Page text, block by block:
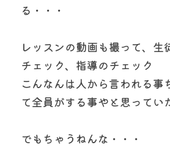
る・・・
レッスンの動画も撮って、生
チェック、指導のチェック
こんなんは人から言われる事
て全員がする事やと思ってい
でもちゃうねんな・・・